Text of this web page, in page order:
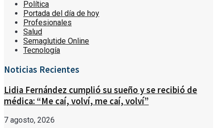
Política
Portada del día de hoy
Profesionales
Salud
Semaglutide Online
Tecnología
Noticias Recientes
Lidia Fernández cumplió su sueño y se recibió de
médica: “Me caí, volví, me caí, volví”
7 agosto, 2026